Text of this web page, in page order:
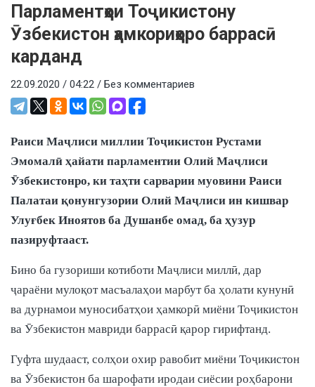
Парламентҳои Тоҷикистону
Ӯзбекистон ҳамкориҳоро баррасӣ
карданд
22.09.2020 / 04:22 / Без комментариев
Раиси Маҷлиси миллии Тоҷикистон Рустами
Эмомалӣ ҳайати парламентии Олий Маҷлиси
Ӯзбекистонро, ки таҳти сарварии муовини Раиси
Палатаи қонунгузории Олий Маҷлиси ин кишвар
Улуғбек Иноятов ба Душанбе омад, ба ҳузур
пазируфтааст.
Бино ба гузориши котиботи Маҷлиси миллӣ, дар
ҷараёни мулоқот масъалаҳои марбут ба ҳолати кунунӣ
ва дурнамои муносибатҳои ҳамкорӣ миёни Тоҷикистон
ва Ӯзбекистон мавриди баррасӣ қарор гирифтанд.
Гуфта шудааст, солҳои охир равобит миёни Тоҷикистон
ва Ӯзбекистон ба шарофати иродаи сиёсии роҳбарони